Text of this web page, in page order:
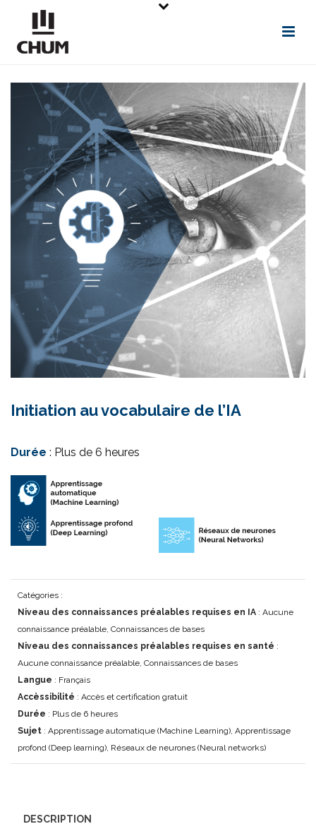
Initiation au vocabulaire de l’IA
Durée : Plus de 6 heures
Catégories :
Niveau des connaissances préalables requises en IA : Aucune
connaissance préalable, Connaissances de bases
Niveau des connaissances préalables requises en santé :
Aucune connaissance préalable, Connaissances de bases
Langue : Français
Accèssibilité : Accès et certification gratuit
Durée : Plus de 6 heures
Sujet : Apprentissage automatique (Machine Learning), Apprentissage
profond (Deep learning), Réseaux de neurones (Neural networks)
DESCRIPTION